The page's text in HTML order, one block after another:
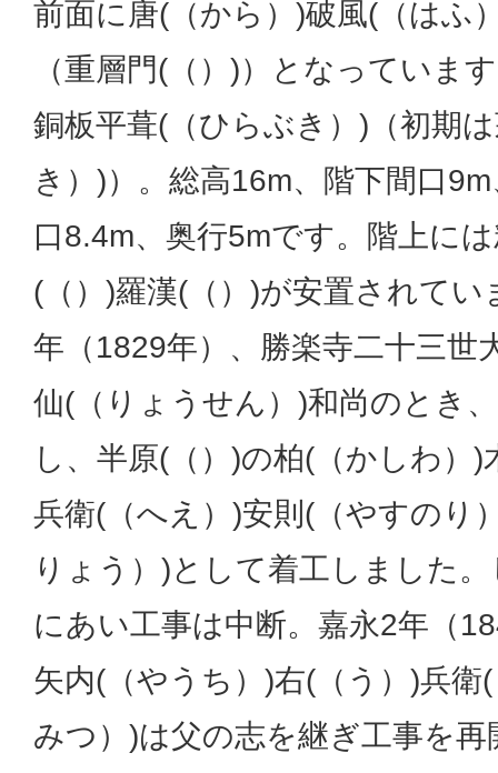
前面に唐(（から）)破風(（はふ
（重層門(（）)）となっていま
銅板平葺(（ひらぶき）)（初期
き）)）。総高16m、階下間口
口8.4m、奥行5mです。階上に
(（）)羅漢(（）)が安置されて
年（1829年）、勝楽寺二十三世
仙(（りょうせん）)和尚のとき
し、半原(（）)の柏(（かしわ）
兵衛(（へえ）)安則(（やすのり
りょう）)として着工しました
にあい工事は中断。嘉永2年（
矢内(（やうち）)右(（う）)兵衛
みつ）)は父の志を継ぎ工事を